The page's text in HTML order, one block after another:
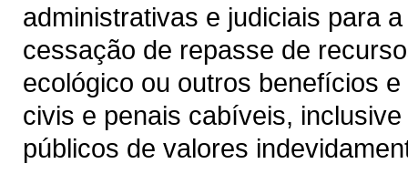
administrativas e judiciais para
cessação de repasse de
ecológico ou outros benefícios
civis e penais cabíveis,
públicos de valores